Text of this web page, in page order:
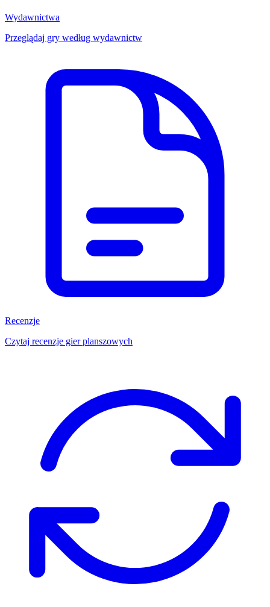
Wydawnictwa
Przeglądaj gry według wydawnictw
Recenzje
Czytaj recenzje gier planszowych